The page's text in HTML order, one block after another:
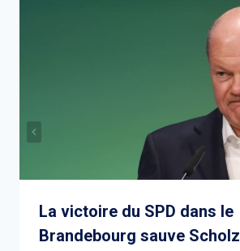
La victoire du SPD dans le
Brandebourg sauve Scholz